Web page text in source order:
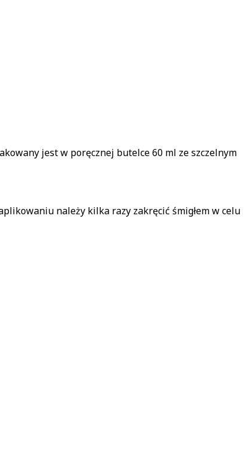
jest w poręcznej butelce 60 ml ze szczelnym
należy kilka razy zakręcić śmigłem w celu